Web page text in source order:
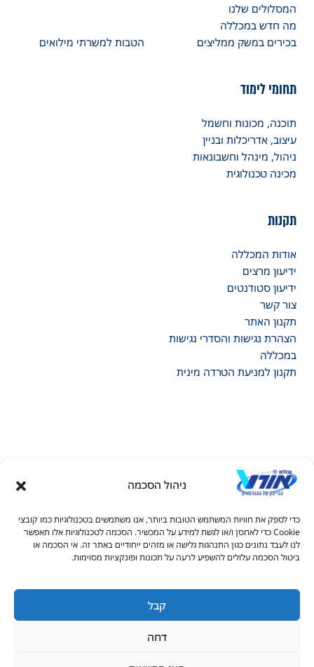
ניהול הסכמה
כדי לספק את חוויות המשתמש הטובות ביותר, אנו משתמשים בטכנולוגיות כמו קובצי
Cookie כדי לאחסן ו/או לגשת למידע על המכשיר. הסכמה לטכנולוגיות אלו תאפשר
לנו לעבד נתונים כגון התנהגות גלישה או מזהים ייחודיים באתר זה. אי הסכמה או
ביטול הסכמה עלולים להשפיע לרעה על תכונות ופונקציות מסוימות.
קבל
דחה
המסלולים שלנו
מה חדש במכללה
בכירים במשק ממליצים
הטבות למשרתי מילואים
תחומי לימוד
תוכנה, מכונות וחשמל
עיצוב, אדריכלות ובניין
ניהול, מינהל וחשבונאות
מכינה טכנולוגית
תקנות
אודות המכללה
ידיעון מרצים
ידיעון סטודנטים
צור קשר
תקנון האתר
הצהרת נגישות והסדרי נגישות
במכללה
תקנון למניעת הטרדה מינית
© כל הזכויות שמורות למכללות אורט 2026
joc@ort.org.il
1-700-70-1111
טקסט
טקסט